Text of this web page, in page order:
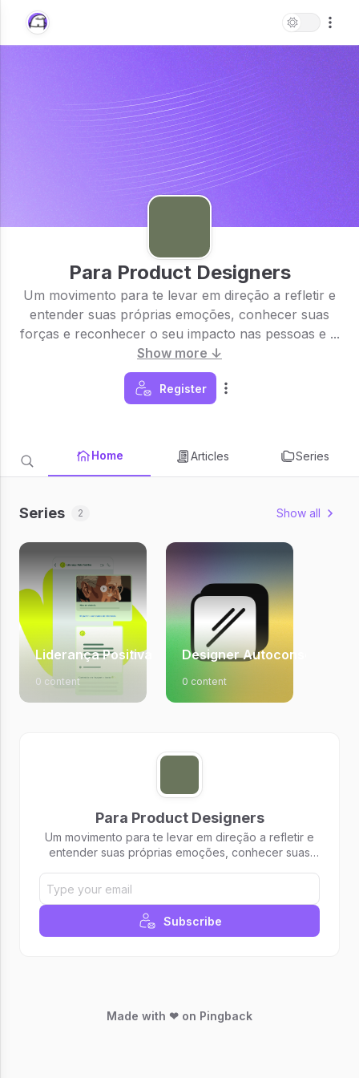
Para Product Designers
Um movimento para te levar em direção a refletir e
entender suas próprias emoções, conhecer suas
forças e reconhecer o seu impacto nas pessoas e ...
Show more ↓
Register
Home Articles Series
Series 2 Show all
Liderança Positiva
0 content
Designer Autoconsciente
0 content
Para Product Designers
Um movimento para te levar em direção a refletir e
entender suas próprias emoções, conhecer suas
no ambiente a sua volta.
Subscribe
Made with ❤ on Pingback